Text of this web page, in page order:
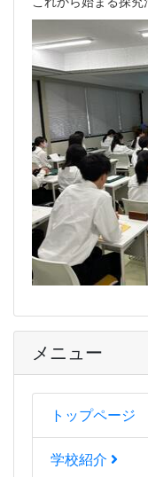
メニュー
トップページ
学校紹介